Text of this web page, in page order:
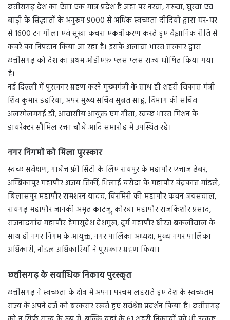
छत्तीसगढ़ देश का ऐसा एक मात्र प्रदेश है जहां पर नरवा, गरूवा, घुरवा एवं
बाड़ी के सिद्धांतों के अनुरूप 9000 से अधिक स्वच्छता दीदियों द्वारा घर-घर
से 1600 टन गीला एवं सूखा कचरा एकत्रीकरण करते हुए वैज्ञानिक रीति से
कचरे का निपटान किया जा रहा है। इसके अलावा भारत सरकार द्वारा
छत्तीसगढ़ को देश का प्रथम ओडीएफ़ प्लस प्लस राज्य घोषित किया गया
है।
नई दिल्ली में पुरस्कार ग्रहण करने मुख्यमंत्री के साथ ही शहरी विकास मंत्री
शिव कुमार डहरिया, अपर मुख्य सचिव सुब्रत साहू, विभाग की सचिव
अलरमेलमंगई डी, आवासीय आयुक्त एम गीता, स्वच्छ भारत मिशन के
डायरेक्टर सौमिल रंजन चौबे आदि समारोह में उपस्थित रहे।
नगर निगमों को मिला पुरस्कार
स्वच्छ सर्वेक्षण, गार्बेज फ्री सिटी के लिए रायपुर के महापौर एजाज ढेबर,
अम्बिकापुर महापौर अजय तिर्की, भिलाई चरोदा के महापौर चंद्रकांत मांडले,
बिलासपुर महापौर रामशरन यादव, चिरमिरी की महापौर कंचन जयसवाल,
रायगढ़ महापौर जानकी अमृत काटजू, कोरबा महापौर राजकिशोर प्रसाद,
राजनांदगांव महापौर हेमासुदेश देशमुख, दुर्ग महापौर धीरज बकलीवाल के
साथ ही नगर निगम के आयुक्त, नगर पालिका अध्यक्ष, मुख्य नगर पालिका
अधिकारी, नोडल अधिकारियों ने पुरस्कार ग्रहण किया।
छत्तीसगढ़ के सर्वाधिक निकाय पुरस्कृत
छत्तीसगढ़ ने स्वच्छता के क्षेत्र में अपना परचम लहराते हुए देश के स्वच्छ्तम
राज्य के अपने दर्जे को बरकरार रखते हुए सर्वश्रेष्ठ प्रदर्शन किया है। छत्तीसगढ़